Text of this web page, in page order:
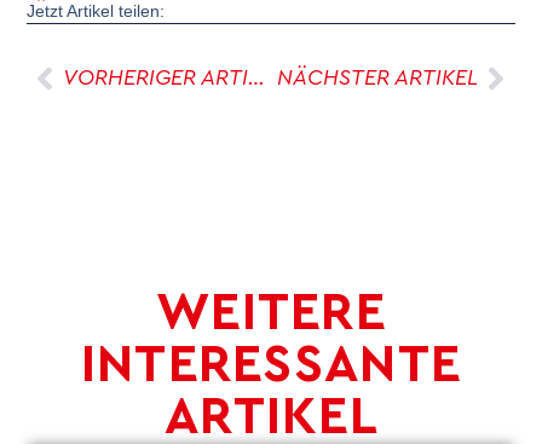
Jetzt Artikel teilen:
VORHERIGER ARTIKEL NÄCHSTER ARTIKEL
WEITERE
INTERESSANTE
ARTIKEL